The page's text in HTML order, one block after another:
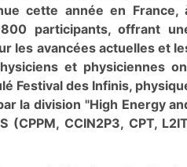
cette année en France,
participants, offrant
les avancées actuelles et
et physiciennes
Festival des Infinis,
la division "High Energy
CCIN2P3, CPT,